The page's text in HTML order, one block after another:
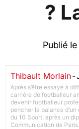
?
Publié
Thibault Morlain-
Après s’être essayé à
carrière de footballeur
devenir footballeur
pencher la balance
du 10 Sport, après un
Communication de Paris.